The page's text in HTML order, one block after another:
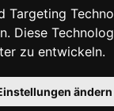
Diese
zu entwickeln.
ändern